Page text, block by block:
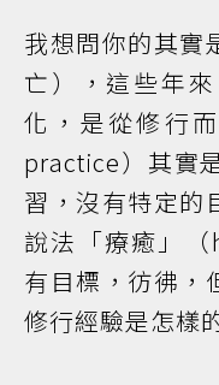
我想問你的其實
亡），這些年
化，是從修行
practice）其實
習，沒有特定的
說法「療癒」
有目標，彷彿，
修行經驗是怎樣